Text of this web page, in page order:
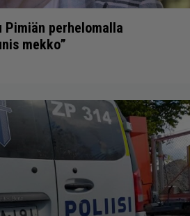
Pimiän perhelomalla
mekko”